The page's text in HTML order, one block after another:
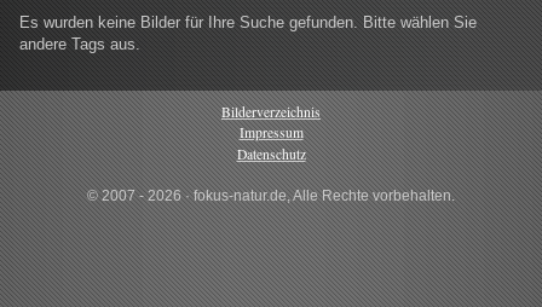
Es wurden keine Bilder für Ihre Suche gefunden. Bitte wählen Sie
andere Tags aus.
Bilderverzeichnis
Impressum
Datenschutz
© 2007 - 2026 · fokus-natur.de, Alle Rechte vorbehalten.